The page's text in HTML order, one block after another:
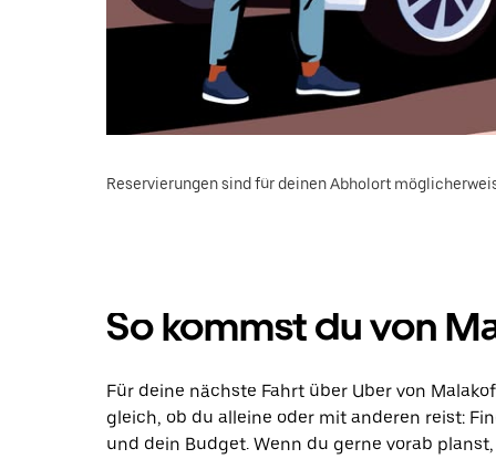
Reservierungen sind für deinen Abholort
So kommst du von
Für deine nächste Fahrt über Uber von
gleich, ob du alleine oder mit anderen reist:
und dein Budget. Wenn du gerne vorab